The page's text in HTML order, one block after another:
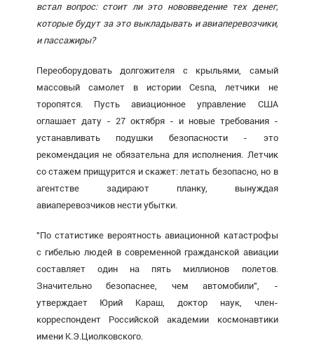
встал вопрос: стоит ли это нововведение тех денег,
которые будут за это выкладывать и авиаперевозчики,
и пассажиры?
Переоборудовать долгожителя с крыльями, самый
массовый самолет в истории Cesna, летчики не
торопятся. Пусть авиационное управление США
оглашает дату - 27 октября - и новые требования -
устанавливать подушки безопасности - это
рекомендация не обязательна для исполнения. Летчик
со стажем прищурится и скажет: летать безопасно, но в
агентстве задирают планку, вынуждая
авиаперевозчиков нести убытки.
"По статистике вероятность авиационной катастрофы
с гибелью людей в современной гражданской авиации
составляет один на пять миллионов полетов.
Значительно безопаснее, чем автомобили", -
утверждает Юрий Караш, доктор наук, член-
корреспондент Российской академии космонавтики
имени К.Э.Циолковского.